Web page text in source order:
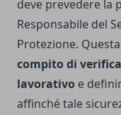
deve prevedere la
Responsabile del
Protezione.
compito di
lavorativo e
affinché tale